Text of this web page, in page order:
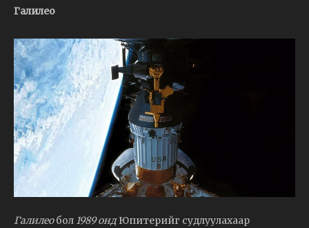
Галилео
Галилеобол 1989 ондЮпитерийг судлуулахаар